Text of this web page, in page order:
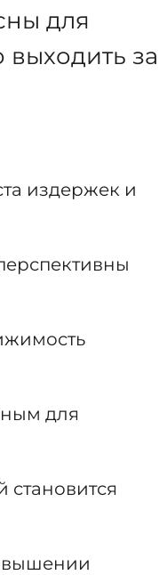
для
за
издержек и
для
становится